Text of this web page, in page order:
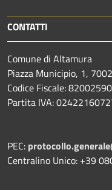
CONTATTI
Comune di Altamura
Piazza Municipio, 1,
Codice Fiscale:
Partita IVA:
PEC:
Centralino Unico: +39